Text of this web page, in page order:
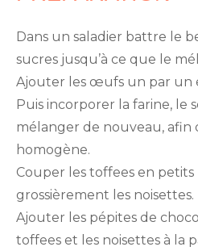
Dans un saladier battre le
sucres jusqu’à ce que le
Ajouter les œufs un par un
Puis incorporer la farine, le
mélanger de nouveau, afin
homogène.
Couper les toffees en
grossièrement les noisettes.
Ajouter les pépites de
toffees et les noisettes à la